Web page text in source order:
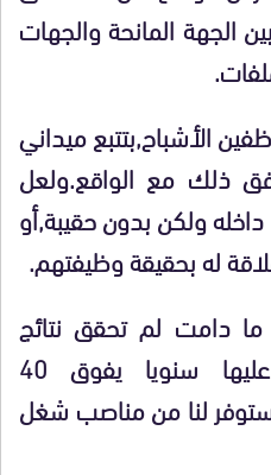
الجهة المانحة والجهات
الأشباح,بتتبع ميداني
ذلك مع الواقع.ولعل
ولكن بدون حقيبة,أو
له بحقيقة وظيفتهم.
ما دامت لم تحقق نتائج
تذكر,ولعل ما يصرف عليها سنويا يفوق 40
لنا من مناصب شغل